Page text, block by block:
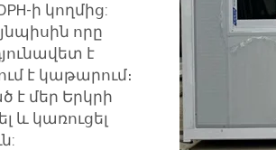
ի կողմից:
որը
է
է կաթարում։
է մեր Երկրի
և կառուցել